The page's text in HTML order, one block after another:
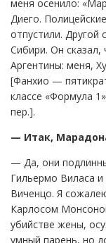
меня осенило:
Диего.
отпустили. Другой
Сибири. Он сказал,
Аргентины: меня,
[Фанхио —
классе «Формула
пер.].
— Итак,
— Да, они
Гильермо Виласа
Виченцо. Я
Карлосом
убийстве жены,
умный парень, но